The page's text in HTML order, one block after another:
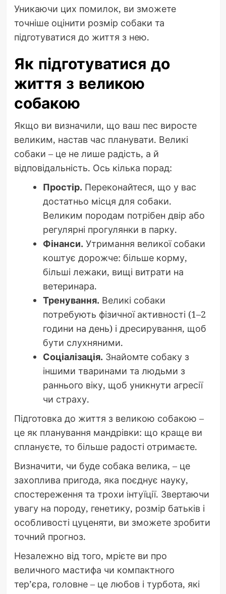
Уникаючи цих помилок, ви зможете
точніше оцінити розмір собаки та
підготуватися до життя з нею.
Як підготуватися до
життя з великою
собакою
Якщо ви визначили, що ваш пес виросте
великим, настав час планувати. Великі
собаки – це не лише радість, а й
відповідальність. Ось кілька порад:
Простір. Переконайтеся, що у вас
достатньо місця для собаки.
Великим породам потрібен двір або
регулярні прогулянки в парку.
Фінанси. Утримання великої собаки
коштує дорожче: більше корму,
більші лежаки, вищі витрати на
ветеринара.
Тренування. Великі собаки
потребують фізичної активності (1–2
години на день) і дресирування, щоб
бути слухняними.
Соціалізація. Знайомте собаку з
іншими тваринами та людьми з
раннього віку, щоб уникнути агресії
чи страху.
Підготовка до життя з великою собакою –
це як планування мандрівки: що краще ви
сплануєте, то більше радості отримаєте.
Визначити, чи буде собака велика, – це
захоплива пригода, яка поєднує науку,
спостереження та трохи інтуїції. Звертаючи
увагу на породу, генетику, розмір батьків і
особливості цуценяти, ви зможете зробити
точний прогноз.
Незалежно від того, мрієте ви про
величного мастифа чи компактного
тер’єра, головне – це любов і турбота, які